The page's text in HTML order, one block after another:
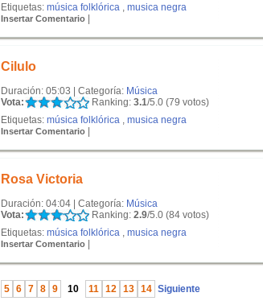
Etiquetas: música folklórica musica negra
Insertar Comentario |
Cilulo
Duración: 05:03 | Categoría: Música
Vota:
Ranking: 3.1/5.0 (79 votos)
Etiquetas: música folklórica musica negra
Insertar Comentario |
Rosa Victoria
Duración: 04:04 | Categoría: Música
Vota:
Ranking: 2.9/5.0 (84 votos)
Etiquetas: música folklórica musica negra
Insertar Comentario |
5 6 7 8 9 10 11 12 13 14 Siguiente